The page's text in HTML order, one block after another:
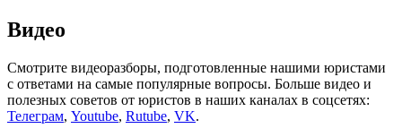
Видео
Смотрите видеоразборы, подготовленные нашими юристами
с ответами на самые популярные вопросы. Больше видео и
полезных советов от юристов в наших каналах в соцсетях:
Телеграм, Youtube, Rutube, VK.